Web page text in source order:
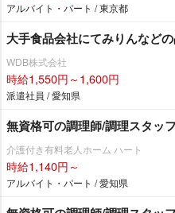
アルバイト・パート / 東京都
大手食品会社にてみりんなど
WDB株式会社
時給1,550円～1,600円
派遣社員 / 愛知県
無資格可の調理師/調理スタッフ
介護付き有料老人ホーム ハート
時給1,140円～
アルバイト・パート / 愛知県